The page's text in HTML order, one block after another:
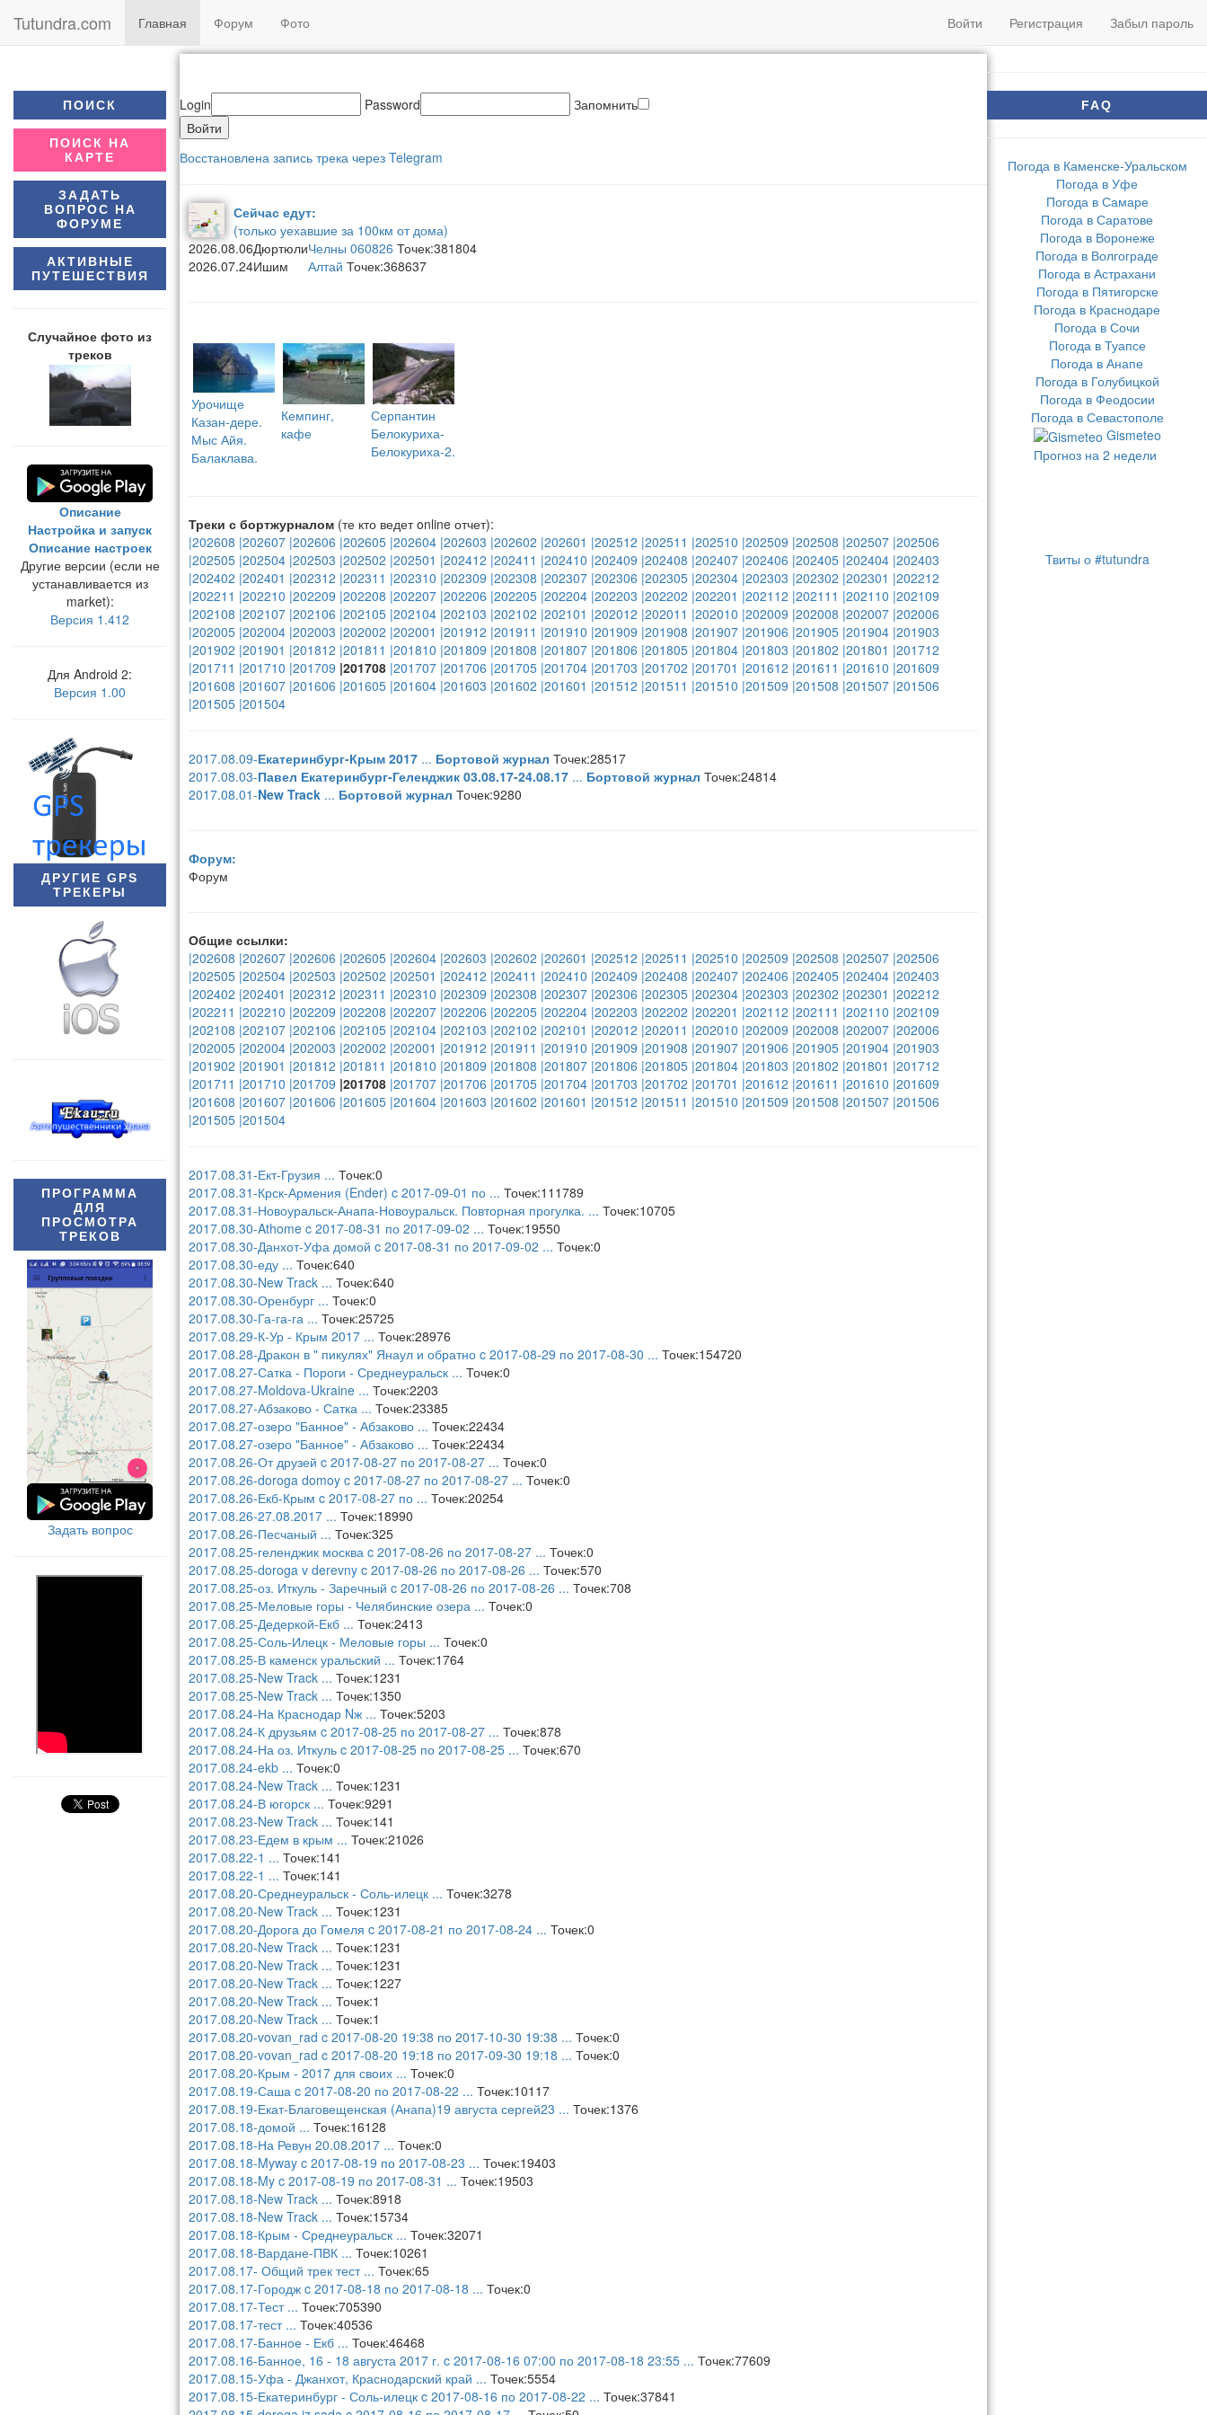
Tutundra.com Главная (current)Форум Фото Войти Регистрация Забыл пароль
ПОИСК
ПОИСК НА
КАРТЕ
ЗАДАТЬ
ВОПРОС НА
ФОРУМЕ
АКТИВНЫЕ
ПУТЕШЕСТВИЯ
Случайное фото из
треков
Описание
Настройка и запуск
Описание настроек
Другие версии (если не
устанавливается из
market):
Версия 1.412
Для Android 2:
Версия 1.00
ДРУГИЕ GPS
ТРЕКЕРЫ
ПРОГРАММА
ДЛЯ
ПРОСМОТРА
ТРЕКОВ
Задать вопрос
Login Password Запомнить
Восстановлена запись трека через Telegram
Сейчас едут:
(только уехавшие за 100км от дома)
2026.08.06ДюртюлиЧелны 060826 Точек:381804
2026.07.24Ишим Алтай Точек:368637
Урочище
Казан-дере.
Мыс Айя.
Балаклава.
Кемпинг,
кафе
Серпантин
Белокуриха-
Белокуриха-2.
Треки с бортжурналом (те кто ведет online отчет):
|202608 |202607 |202606 |202605 |202604 |202603 |202602 |202601 |202512 |202511 |202510 |202509 |202508 |202507 |202506
|202505 |202504 |202503 |202502 |202501 |202412 |202411 |202410 |202409 |202408 |202407 |202406 |202405 |202404 |202403
|202402 |202401 |202312 |202311 |202310 |202309 |202308 |202307 |202306 |202305 |202304 |202303 |202302 |202301 |202212
|202211 |202210 |202209 |202208 |202207 |202206 |202205 |202204 |202203 |202202 |202201 |202112 |202111 |202110 |202109
|202108 |202107 |202106 |202105 |202104 |202103 |202102 |202101 |202012 |202011 |202010 |202009 |202008 |202007 |202006
|202005 |202004 |202003 |202002 |202001 |201912 |201911 |201910 |201909 |201908 |201907 |201906 |201905 |201904 |201903
|201902 |201901 |201812 |201811 |201810 |201809 |201808 |201807 |201806 |201805 |201804 |201803 |201802 |201801 |201712
|201711 |201710 |201709 |201708 |201707 |201706 |201705 |201704 |201703 |201702 |201701 |201612 |201611 |201610 |201609
|201608 |201607 |201606 |201605 |201604 |201603 |201602 |201601 |201512 |201511 |201510 |201509 |201508 |201507 |201506
|201505 |201504
2017.08.09-Екатеринбург-Крым 2017 ... Бортовой журнал Точек:28517
2017.08.03-Павел Екатеринбург-Геленджик 03.08.17-24.08.17 ... Бортовой журнал Точек:24814
2017.08.01-New Track ... Бортовой журнал Точек:9280
Форум:
Форум
Общие ссылки:
|202608 |202607 |202606 |202605 |202604 |202603 |202602 |202601 |202512 |202511 |202510 |202509 |202508 |202507 |202506
|202505 |202504 |202503 |202502 |202501 |202412 |202411 |202410 |202409 |202408 |202407 |202406 |202405 |202404 |202403
|202402 |202401 |202312 |202311 |202310 |202309 |202308 |202307 |202306 |202305 |202304 |202303 |202302 |202301 |202212
|202211 |202210 |202209 |202208 |202207 |202206 |202205 |202204 |202203 |202202 |202201 |202112 |202111 |202110 |202109
|202108 |202107 |202106 |202105 |202104 |202103 |202102 |202101 |202012 |202011 |202010 |202009 |202008 |202007 |202006
|202005 |202004 |202003 |202002 |202001 |201912 |201911 |201910 |201909 |201908 |201907 |201906 |201905 |201904 |201903
|201902 |201901 |201812 |201811 |201810 |201809 |201808 |201807 |201806 |201805 |201804 |201803 |201802 |201801 |201712
|201711 |201710 |201709 |201708 |201707 |201706 |201705 |201704 |201703 |201702 |201701 |201612 |201611 |201610 |201609
|201608 |201607 |201606 |201605 |201604 |201603 |201602 |201601 |201512 |201511 |201510 |201509 |201508 |201507 |201506
|201505 |201504
2017.08.31-Ект-Грузия ... Точек:0
2017.08.31-Крск-Армения (Ender) c 2017-09-01 по ... Точек:111789
2017.08.31-Новоуральск-Анапа-Новоуральск. Повторная прогулка. ... Точек:10705
2017.08.30-Athome c 2017-08-31 по 2017-09-02 ... Точек:19550
2017.08.30-Данхот-Уфа домой c 2017-08-31 по 2017-09-02 ... Точек:0
2017.08.30-еду ... Точек:640
2017.08.30-New Track ... Точек:640
2017.08.30-Оренбург ... Точек:0
2017.08.30-Га-га-га ... Точек:25725
2017.08.29-К-Ур - Крым 2017 ... Точек:28976
2017.08.28-Дракон в " пикулях" Янаул и обратно c 2017-08-29 по 2017-08-30 ... Точек:154720
2017.08.27-Сатка - Пороги - Среднеуральск ... Точек:0
2017.08.27-Moldova-Ukraine ... Точек:2203
2017.08.27-Абзаково - Сатка ... Точек:23385
2017.08.27-озеро "Банное" - Абзаково ... Точек:22434
2017.08.27-озеро "Банное" - Абзаково ... Точек:22434
2017.08.26-От друзей c 2017-08-27 по 2017-08-27 ... Точек:0
2017.08.26-doroga domoy c 2017-08-27 по 2017-08-27 ... Точек:0
2017.08.26-Екб-Крым c 2017-08-27 по ... Точек:20254
2017.08.26-27.08.2017 ... Точек:18990
2017.08.26-Песчаный ... Точек:325
2017.08.25-геленджик москва c 2017-08-26 по 2017-08-27 ... Точек:0
2017.08.25-doroga v derevny c 2017-08-26 по 2017-08-26 ... Точек:570
2017.08.25-оз. Иткуль - Заречный c 2017-08-26 по 2017-08-26 ... Точек:708
2017.08.25-Меловые горы - Челябинские озера ... Точек:0
2017.08.25-Дедеркой-Екб ... Точек:2413
2017.08.25-Соль-Илецк - Меловые горы ... Точек:0
2017.08.25-В каменск уральский ... Точек:1764
2017.08.25-New Track ... Точек:1231
2017.08.25-New Track ... Точек:1350
2017.08.24-На Краснодар Nж ... Точек:5203
2017.08.24-К друзьям c 2017-08-25 по 2017-08-27 ... Точек:878
2017.08.24-На оз. Иткуль c 2017-08-25 по 2017-08-25 ... Точек:670
2017.08.24-ekb ... Точек:0
2017.08.24-New Track ... Точек:1231
2017.08.24-В югорск ... Точек:9291
2017.08.23-New Track ... Точек:141
2017.08.23-Едем в крым ... Точек:21026
2017.08.22-1 ... Точек:141
2017.08.22-1 ... Точек:141
2017.08.20-Среднеуральск - Соль-илецк ... Точек:3278
2017.08.20-New Track ... Точек:1231
2017.08.20-Дорога до Гомеля c 2017-08-21 по 2017-08-24 ... Точек:0
2017.08.20-New Track ... Точек:1231
2017.08.20-New Track ... Точек:1231
2017.08.20-New Track ... Точек:1227
2017.08.20-New Track ... Точек:1
2017.08.20-New Track ... Точек:1
2017.08.20-vovan_rad c 2017-08-20 19:38 по 2017-10-30 19:38 ... Точек:0
2017.08.20-vovan_rad c 2017-08-20 19:18 по 2017-09-30 19:18 ... Точек:0
2017.08.20-Крым - 2017 для своих ... Точек:0
2017.08.19-Саша c 2017-08-20 по 2017-08-22 ... Точек:10117
2017.08.19-Екат-Благовещенская (Анапа)19 августа сергей23 ... Точек:1376
2017.08.18-домой ... Точек:16128
2017.08.18-На Ревун 20.08.2017 ... Точек:0
2017.08.18-Myway c 2017-08-19 по 2017-08-23 ... Точек:19403
2017.08.18-My c 2017-08-19 по 2017-08-31 ... Точек:19503
2017.08.18-New Track ... Точек:8918
2017.08.18-New Track ... Точек:15734
2017.08.18-Крым - Среднеуральск ... Точек:32071
2017.08.18-Вардане-ПВК ... Точек:10261
2017.08.17- Общий трек тест ... Точек:65
2017.08.17-Городж c 2017-08-18 по 2017-08-18 ... Точек:0
2017.08.17-Тест ... Точек:705390
2017.08.17-тест ... Точек:40536
2017.08.17-Банное - Екб ... Точек:46468
2017.08.16-Банное, 16 - 18 августа 2017 г. c 2017-08-16 07:00 по 2017-08-18 23:55 ... Точек:77609
2017.08.15-Уфа - Джанхот, Краснодарский край ... Точек:5554
2017.08.15-Екатеринбург - Соль-илецк c 2017-08-16 по 2017-08-22 ... Точек:37841
FAQ
Погода в Каменске-Уральском
Погода в Уфе
Погода в Самаре
Погода в Саратове
Погода в Воронеже
Погода в Волгограде
Погода в Астрахани
Погода в Пятигорске
Погода в Краснодаре
Погода в Сочи
Погода в Туапсе
Погода в Анапе
Погода в Голубицкой
Погода в Феодосии
Погода в Севастополе
Gismeteo
Прогноз на 2 недели
Твиты о #tutundra